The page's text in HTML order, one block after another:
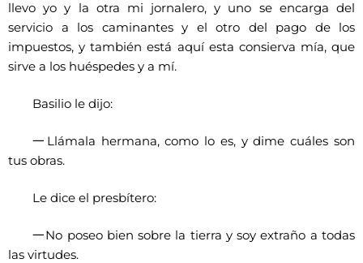
llevo yo y la otra mi jornalero, y uno se encarga del
servicio a los caminantes y el otro del pago de los
impuestos, y también está aquí esta consierva mía, que
sirve a los huéspedes y a mí.
Basilio le dijo:
一 Llámala hermana, como lo es, y dime cuáles son
tus obras.
Le dice el presbítero:
一No poseo bien sobre la tierra y soy extraño a todas
las virtudes.